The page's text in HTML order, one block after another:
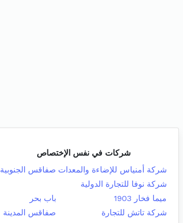
شركات في نفس الإختصاص
شركة أمنياس للإضاءة والمعدات صفاقس الجنوبية
شركة نوفا للتجارة الدولية
ميما فخار 1903
باب بحر
شركة تاتش للتجارة
صفاقس المدينة